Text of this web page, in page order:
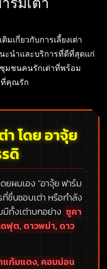
เกี่ยวกับการเลี้ยงเต่า
ะนำและบริการที่ดีที่สุดแก่
มชนคนรักเต่าที่พร้อม
ที่คุณรัก
โดย อาจุ้ย
ดิ
ยผมเอง “อาจุ้ย ฟาร์ม
ชื่นชอบเต่า หรือกำลัง
มีทั้งเต่าบกอย่าง ซูคา
ดฟุต, ดาวพม่า, ดาว
แก้มแดง, คอมม่อน